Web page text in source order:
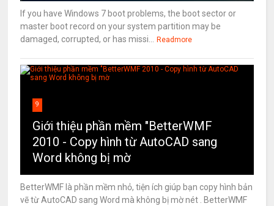
If you have Windows 7 boot problems, the boot sector or
master boot record on your system partition may be
damaged, corrupted, or has missi... Readmore
9
Giới thiệu phần mềm "BetterWMF
2010 - Copy hình từ AutoCAD sang
Word không bị mờ
BetterWMF là phần mềm nhỏ, tiện ích giúp bạn copy hình bản
vẽ từ AutoCAD sang Word mà không bị mờ nét . BetterWMF